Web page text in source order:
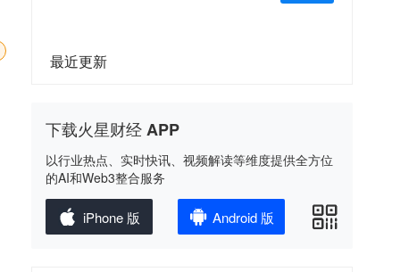
最近更新
下载火星财经 APP
以行业热点、实时快讯、视频解读等维度提供全方位
的AI和Web3整合服务
iPhone 版 Android 版